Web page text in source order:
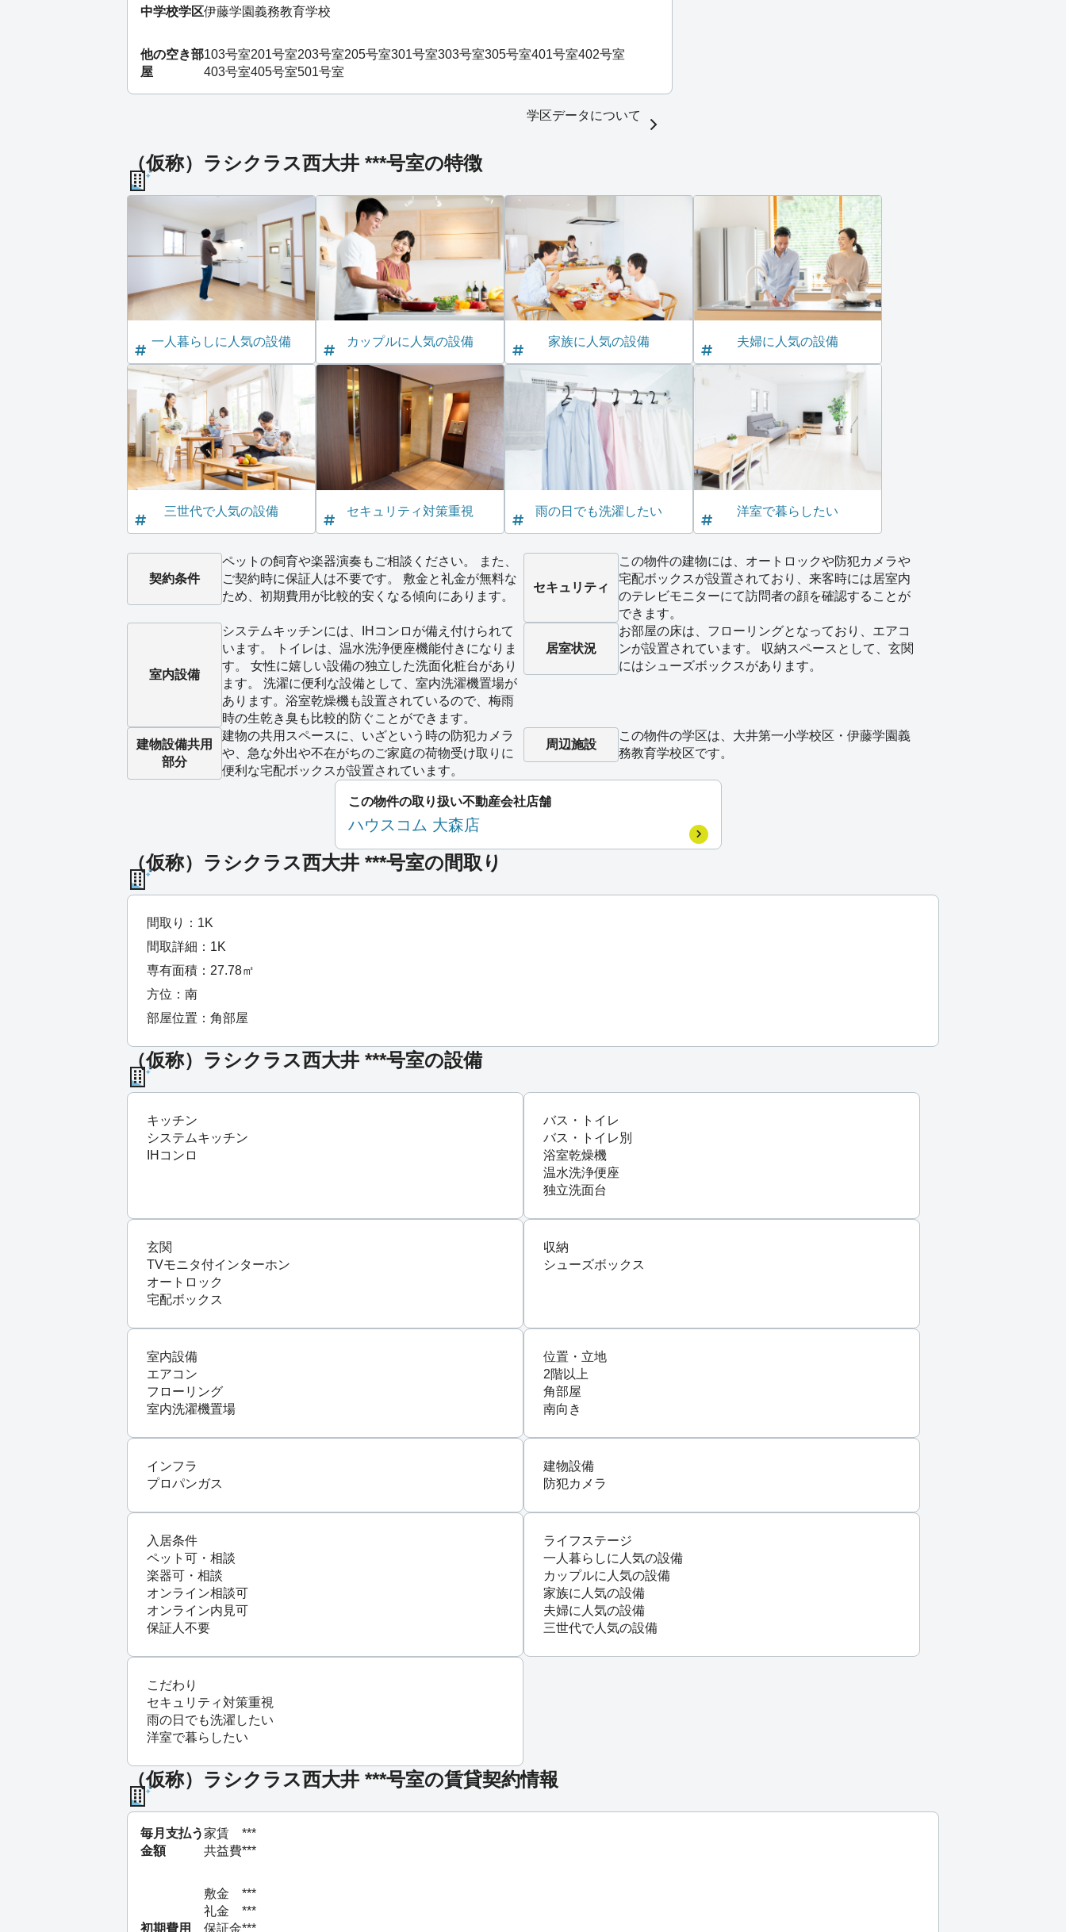
中学校学区伊藤学園義務教育学校
他の空き部
屋
103号室201号室203号室205号室301号室303号室305号室401号室402号室
403号室405号室501号室
学区データについて
（仮称）ラシクラス西大井 ***号室の特徴
一人暮らしに人気の設備 カップルに人気の設備 家族に人気の設備 夫婦に人気の設備
三世代で人気の設備 セキュリティ対策重視 雨の日でも洗濯したい 洋室で暮らしたい
契約条件
ペットの飼育や楽器演奏もご相談ください。 また、
ご契約時に保証人は不要です。 敷金と礼金が無料な
ため、初期費用が比較的安くなる傾向にあります。
セキュリティ
この物件の建物には、オートロックや防犯カメラや
宅配ボックスが設置されており、来客時には居室内
のテレビモニターにて訪問者の顔を確認することが
できます。
室内設備
システムキッチンには、IHコンロが備え付けられて
います。 トイレは、温水洗浄便座機能付きになりま
す。 女性に嬉しい設備の独立した洗面化粧台があり
ます。 洗濯に便利な設備として、室内洗濯機置場が
あります。浴室乾燥機も設置されているので、梅雨
時の生乾き臭も比較的防ぐことができます。
居室状況
お部屋の床は、フローリングとなっており、エアコ
ンが設置されています。 収納スペースとして、玄関
にはシューズボックスがあります。
建物設備共用
部分
建物の共用スペースに、いざという時の防犯カメラ
や、急な外出や不在がちのご家庭の荷物受け取りに
便利な宅配ボックスが設置されています。
周辺施設
この物件の学区は、大井第一小学校区・伊藤学園義
務教育学校区です。
この物件の取り扱い不動産会社店舗
ハウスコム 大森店
（仮称）ラシクラス西大井 ***号室の間取り
間取り：1K
間取詳細：1K
専有面積：27.78㎡
方位：南
部屋位置：角部屋
（仮称）ラシクラス西大井 ***号室の設備
キッチン
システムキッチン
IHコンロ
バス・トイレ
バス・トイレ別
浴室乾燥機
温水洗浄便座
独立洗面台
玄関
TVモニタ付インターホン
オートロック
宅配ボックス
収納
シューズボックス
室内設備
エアコン
フローリング
室内洗濯機置場
位置・立地
2階以上
角部屋
南向き
インフラ
プロパンガス
建物設備
防犯カメラ
入居条件
ペット可・相談
楽器可・相談
オンライン相談可
オンライン内見可
保証人不要
ライフステージ
一人暮らしに人気の設備
カップルに人気の設備
家族に人気の設備
夫婦に人気の設備
三世代で人気の設備
こだわり
セキュリティ対策重視
雨の日でも洗濯したい
洋室で暮らしたい
（仮称）ラシクラス西大井 ***号室の賃貸契約情報
毎月支払う
金額
家賃
***
共益費***
初期費用
敷金
***
礼金
***
保証金***